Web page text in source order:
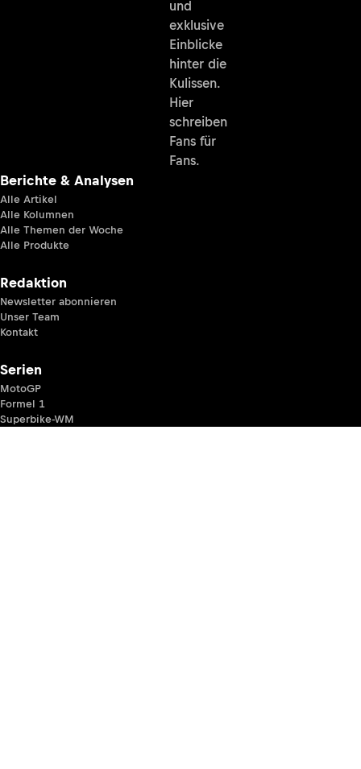
und
exklusive
Einblicke
hinter die
Kulissen.
Hier
schreiben
Fans für
Fans.
Berichte & Analysen
Alle Artikel
Alle Kolumnen
Alle Themen der Woche
Alle Produkte
Redaktion
Newsletter abonnieren
Unser Team
Kontakt
Serien
MotoGP
Formel 1
Superbike-WM